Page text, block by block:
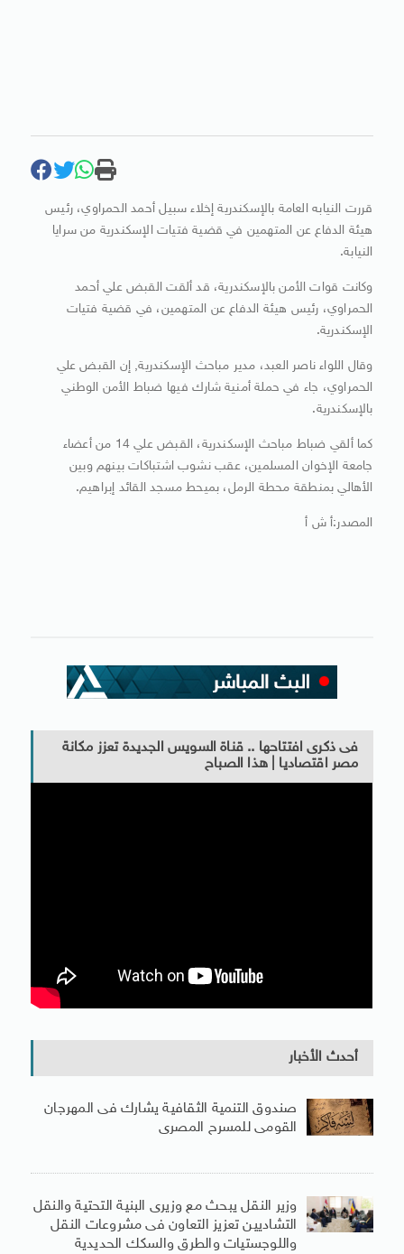
قررت النيابه العامة بالإسكندرية إخلاء سبيل أحمد الحمراوي، رئيس
هيئة الدفاع عن المتهمين في قضية فتيات الإسكندرية من سرايا
النيابة.
وكانت قوات الأمن بالإسكندرية، قد ألقت القبض علي أحمد
الحمراوي، رئيس هيئة الدفاع عن المتهمين، في قضية فتيات
الإسكندرية.
وقال اللواء ناصر العبد، مدير مباحث الإسكندرية, إن القبض علي
الحمراوي، جاء في حملة أمنية شارك فيها ضباط الأمن الوطني
بالإسكندرية.
كما ألقي ضباط مباحث الإسكندرية، القبض علي 14 من أعضاء
جامعة الإخوان المسلمين، عقب نشوب اشتباكات بينهم وبين
الأهالي بمنطقة محطة الرمل، بميحط مسجد القائد إبراهيم.
المصدر:أ ش أ
فى ذكرى افتتاحها .. قناة السويس الجديدة تعزز مكانة
مصر اقتصاديا | هذا الصباح
أحدث الأخبار
صندوق التنمية الثقافية يشارك فى المهرجان
القومى للمسرح المصرى
وزير النقل يبحث مع وزيرى البنية التحتية والنقل
التشاديين تعزيز التعاون فى مشروعات النقل
واللوجستيات والطرق والسكك الحديدية